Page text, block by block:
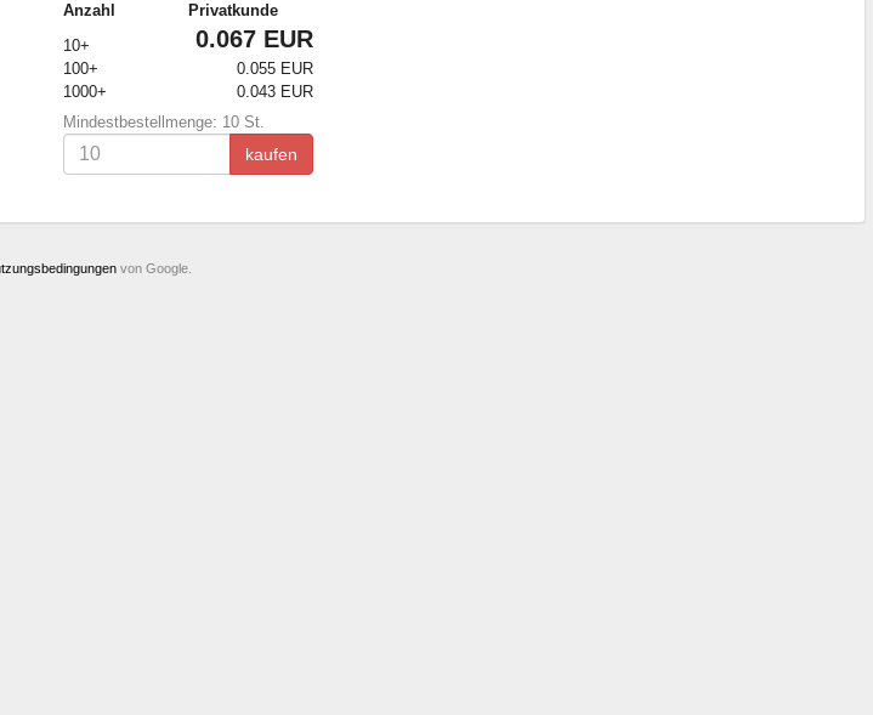
Anzahl
Privatkunde
10+
0.067 EUR
100+
0.055 EUR
1000+
0.043 EUR
Mindestbestellmenge: 10 St.
kaufen
von Google.